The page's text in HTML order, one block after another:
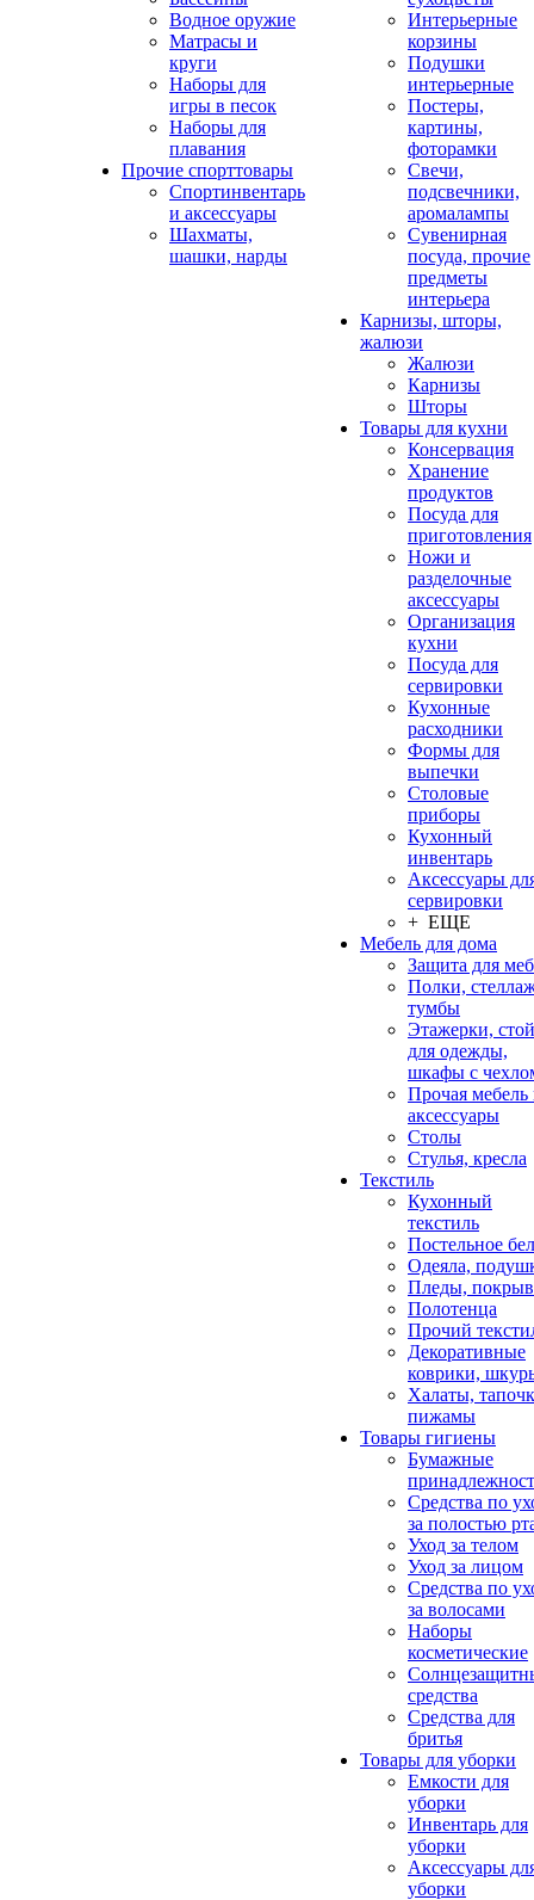
Водное оружие
Матрасы и
круги
Наборы для
игры в песок
Наборы для
плавания
Прочие спорттовары
Спортинвентарь
и аксессуары
Шахматы,
шашки, нарды
Интерьерные
корзины
Подушки
интерьерные
Постеры,
картины,
фоторамки
Свечи,
подсвечники,
аромалампы
Сувенирная
посуда, прочие
предметы
интерьера
Карнизы, шторы,
жалюзи
Жалюзи
Карнизы
Шторы
Товары для кухни
Консервация
Хранение
продуктов
Посуда для
приготовления
Ножи и
разделочные
аксессуары
Организация
кухни
Посуда для
сервировки
Кухонные
расходники
Формы для
выпечки
Столовые
приборы
Кухонный
инвентарь
Аксессуары
сервировки
+ ЕЩЕ
Мебель для дома
Защита для
Полки,
тумбы
Этажерки,
для одежды,
шкафы с
Прочая мебель
аксессуары
Столы
Стулья, кресла
Текстиль
Кухонный
текстиль
Постельное
Одеяла,
Пледы,
Полотенца
Прочий
Декоративные
коврики,
Халаты,
пижамы
Товары гигиены
Бумажные
Средства по
за полостью
Уход за телом
Уход за лицом
Средства по
за волосами
Наборы
косметические
средства
Средства для
бритья
Товары для уборки
Емкости для
уборки
Инвентарь для
уборки
Аксессуары
уборки